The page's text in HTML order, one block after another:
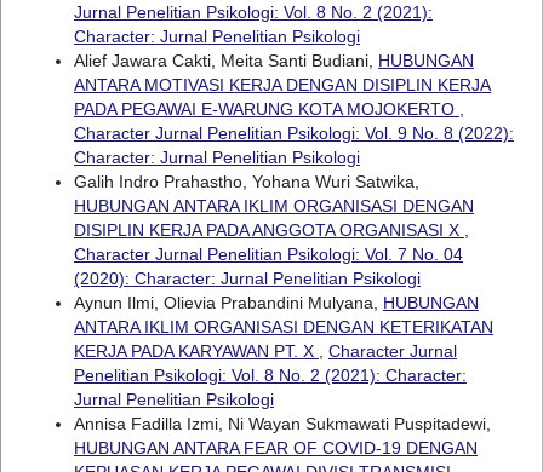
Jurnal Penelitian Psikologi: Vol. 8 No. 2 (2021):
Character: Jurnal Penelitian Psikologi
Alief Jawara Cakti, Meita Santi Budiani, HUBUNGAN
ANTARA MOTIVASI KERJA DENGAN DISIPLIN KERJA
PADA PEGAWAI E-WARUNG KOTA MOJOKERTO ,
Character Jurnal Penelitian Psikologi: Vol. 9 No. 8 (2022):
Character: Jurnal Penelitian Psikologi
Galih Indro Prahastho, Yohana Wuri Satwika,
HUBUNGAN ANTARA IKLIM ORGANISASI DENGAN
DISIPLIN KERJA PADA ANGGOTA ORGANISASI X ,
Character Jurnal Penelitian Psikologi: Vol. 7 No. 04
(2020): Character: Jurnal Penelitian Psikologi
Aynun Ilmi, Olievia Prabandini Mulyana, HUBUNGAN
ANTARA IKLIM ORGANISASI DENGAN KETERIKATAN
KERJA PADA KARYAWAN PT. X , Character Jurnal
Penelitian Psikologi: Vol. 8 No. 2 (2021): Character:
Jurnal Penelitian Psikologi
Annisa Fadilla Izmi, Ni Wayan Sukmawati Puspitadewi,
HUBUNGAN ANTARA FEAR OF COVID-19 DENGAN